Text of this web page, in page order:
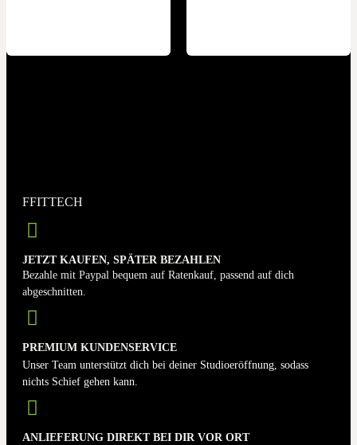
FFITTECH
JETZT KAUFEN, SPÄTER BEZAHLEN
Bezahle mit Paypal bequem auf Ratenkauf, passend auf dich
abgeschnitten.
PREMIUM KUNDENSERVICE
Unser Team unterstützt dich bei deiner Studioeröffnung, sodass
nichts Schief gehen kann.
ANLIEFERUNG DIREKT BEI DIR VOR ORT